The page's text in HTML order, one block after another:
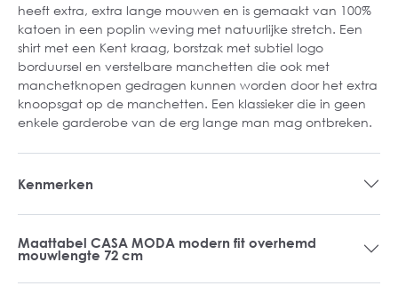
heeft extra, extra lange mouwen en is gemaakt van 100%
katoen in een poplin weving met natuurlijke stretch. Een
shirt met een Kent kraag, borstzak met subtiel logo
borduursel en verstelbare manchetten die ook met
manchetknopen gedragen kunnen worden door het extra
knoopsgat op de manchetten. Een klassieker die in geen
enkele garderobe van de erg lange man mag ontbreken.
Kenmerken
Maattabel CASA MODA modern fit overhemd
mouwlengte 72 cm